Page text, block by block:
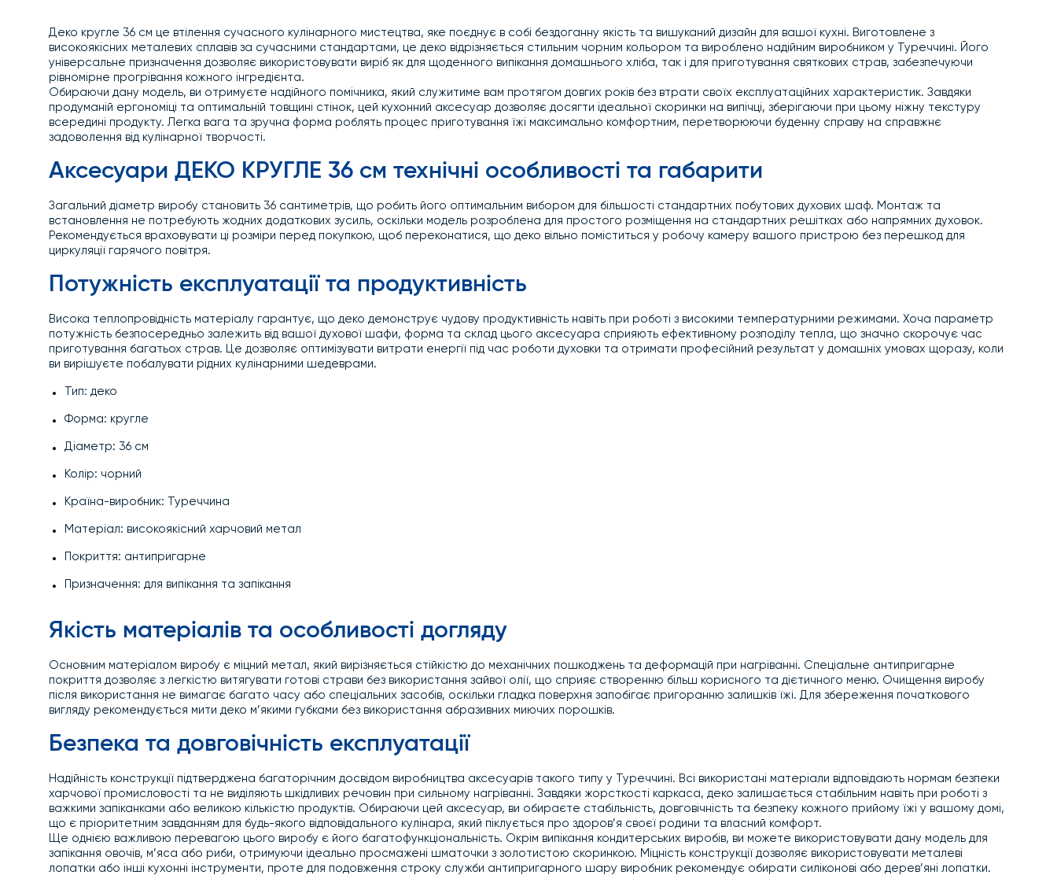
Деко кругле 36 см це втілення сучасного кулінарного мистецтва, яке поєднує в собі бездоганну якість та вишуканий дизайн для вашої кухні. Виготовлене з
високоякісних металевих сплавів за сучасними стандартами, це деко відрізняється стильним чорним кольором та вироблено надійним виробником у Туреччині. Його
універсальне призначення дозволяє використовувати виріб як для щоденного випікання домашнього хліба, так і для приготування святкових страв, забезпечуючи
рівномірне прогрівання кожного інгредієнта.
Обираючи дану модель, ви отримуєте надійного помічника, який служитиме вам протягом довгих років без втрати своїх експлуатаційних характеристик. Завдяки
продуманій ергономіці та оптимальній товщині стінок, цей кухонний аксесуар дозволяє досягти ідеальної скоринки на випічці, зберігаючи при цьому ніжну текстуру
всередині продукту. Легка вага та зручна форма роблять процес приготування їжі максимально комфортним, перетворюючи буденну справу на справжнє
задоволення від кулінарної творчості.
Аксесуари ДЕКО КРУГЛЕ 36 см технічні особливості та габарити
Загальний діаметр виробу становить 36 сантиметрів, що робить його оптимальним вибором для більшості стандартних побутових духових шаф. Монтаж та
встановлення не потребують жодних додаткових зусиль, оскільки модель розроблена для простого розміщення на стандартних решітках або напрямних духовок.
Рекомендується враховувати ці розміри перед покупкою, щоб переконатися, що деко вільно поміститься у робочу камеру вашого пристрою без перешкод для
циркуляції гарячого повітря.
Потужність експлуатації та продуктивність
Висока теплопровідність матеріалу гарантує, що деко демонструє чудову продуктивність навіть при роботі з високими температурними режимами. Хоча параметр
потужність безпосередньо залежить від вашої духової шафи, форма та склад цього аксесуара сприяють ефективному розподілу тепла, що значно скорочує час
приготування багатьох страв. Це дозволяє оптимізувати витрати енергії під час роботи духовки та отримати професійний результат у домашніх умовах щоразу, коли
ви вирішуєте побалувати рідних кулінарними шедеврами.
Тип: деко
Форма: кругле
Діаметр: 36 см
Колір: чорний
Країна-виробник: Туреччина
Матеріал: високоякісний харчовий метал
Покриття: антипригарне
Призначення: для випікання та запікання
Якість матеріалів та особливості догляду
Основним матеріалом виробу є міцний метал, який вирізняється стійкістю до механічних пошкоджень та деформацій при нагріванні. Спеціальне антипригарне
покриття дозволяє з легкістю витягувати готові страви без використання зайвої олії, що сприяє створенню більш корисного та дієтичного меню. Очищення виробу
після використання не вимагає багато часу або спеціальних засобів, оскільки гладка поверхня запобігає пригоранню залишків їжі. Для збереження початкового
вигляду рекомендується мити деко м’якими губками без використання абразивних миючих порошків.
Безпека та довговічність експлуатації
Надійність конструкції підтверджена багаторічним досвідом виробництва аксесуарів такого типу у Туреччині. Всі використані матеріали відповідають нормам безпеки
харчової промисловості та не виділяють шкідливих речовин при сильному нагріванні. Завдяки жорсткості каркаса, деко залишається стабільним навіть при роботі з
важкими запіканками або великою кількістю продуктів. Обираючи цей аксесуар, ви обираєте стабільність, довговічність та безпеку кожного прийому їжі у вашому домі,
що є пріоритетним завданням для будь-якого відповідального кулінара, який піклується про здоров’я своєї родини та власний комфорт.
Ще однією важливою перевагою цього виробу є його багатофункціональність. Окрім випікання кондитерських виробів, ви можете використовувати дану модель для
запікання овочів, м’яса або риби, отримуючи ідеально просмажені шматочки з золотистою скоринкою. Міцність конструкції дозволяє використовувати металеві
лопатки або інші кухонні інструменти, проте для подовження строку служби антипригарного шару виробник рекомендує обирати силіконові або дерев’яні лопатки.